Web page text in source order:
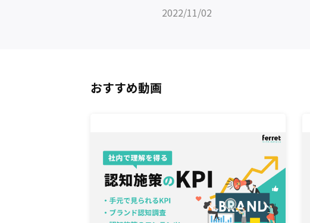
2022/11/02
おすすめ動画